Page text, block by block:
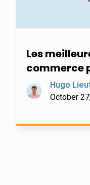
Les
commerce
Hugo
October